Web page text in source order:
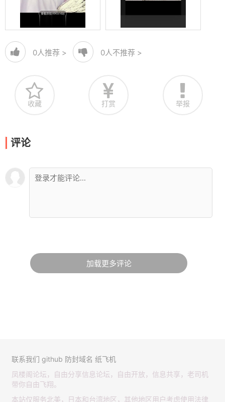
0人推荐 > 0人不推荐 >
收藏 打赏 举报
评论
加载更多评论
联系我们 github 防封域名 纸飞机
凤楼阁论坛，自由分享信息论坛，自由开放，信息共享，老司机
带你自由飞翔。
本站仅服务北美，日本和台湾地区，其他地区用户考虑使用法律